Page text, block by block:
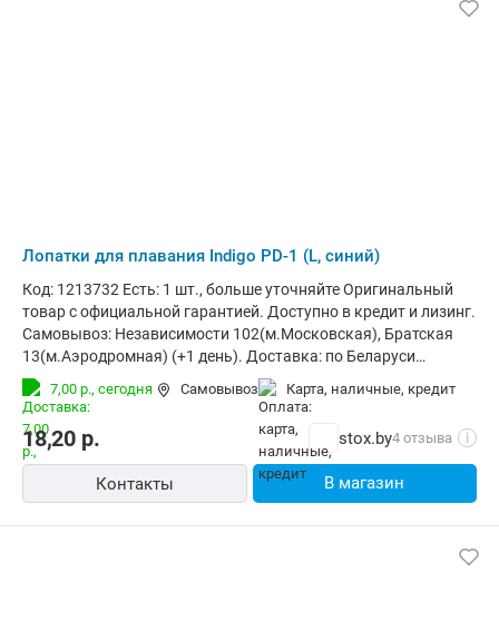
Лопатки для плавания Indigo PD-1 (L, синий)
Код: 1213732 Есть: 1 шт., больше уточняйте Оригинальный
товар с официальной гарантией. Доступно в кредит и лизинг.
Самовывоз: Независимости 102(м.Московская), Братская
13(м.Аэродромная) (+1 день). Доставка: по Беларуси
курьером (за 1-3 дня) и в отделения Европочты (Минск 1
день, РБ до 4х дней). Корпоративным клиентам: стоимость с
НДС20% (счета от 100руб.)
7,00 р., сегодня Самовывоз карта, наличные, кредит
18,20 р. stox.by4 отзыва i
Контакты В магазин